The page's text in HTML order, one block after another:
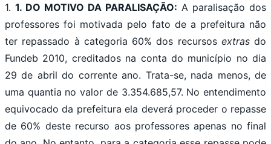
1. 1. DO MOTIVO DA PARALISAÇÃO: A paralisação dos
professores foi motivada pelo fato de a prefeitura não
ter repassado à categoria 60% dos recursos extrasdo
Fundeb 2010, creditados na conta do município no dia
29 de abril do corrente ano. Trata-se, nada menos, de
uma quantia no valor de 3.354.685,57. No entendimento
equivocado da prefeitura ela deverá proceder o repasse
de 60% deste recurso aos professores apenas no final